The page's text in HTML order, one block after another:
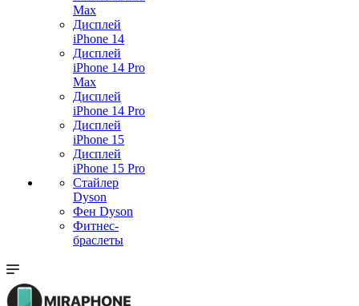
Max
Дисплей
iPhone 14
Дисплей
iPhone 14 Pro
Max
Дисплей
iPhone 14 Pro
Дисплей
iPhone 15
Дисплей
iPhone 15 Pro
Стайлер
Dyson
Фен Dyson
Фитнес-
браслеты